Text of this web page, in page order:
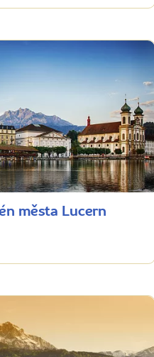
města Lucern